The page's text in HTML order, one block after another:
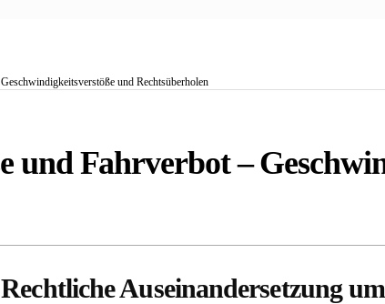
und Rechtsüberholen
und Fahrverbot –
Auseinandersetzung um